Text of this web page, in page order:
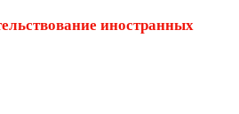
иностранных